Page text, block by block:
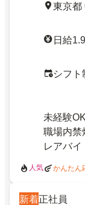
東京都
日給
シフト
未経験OK
職場内禁
レアバイ
人気 かんたん
新着正社員